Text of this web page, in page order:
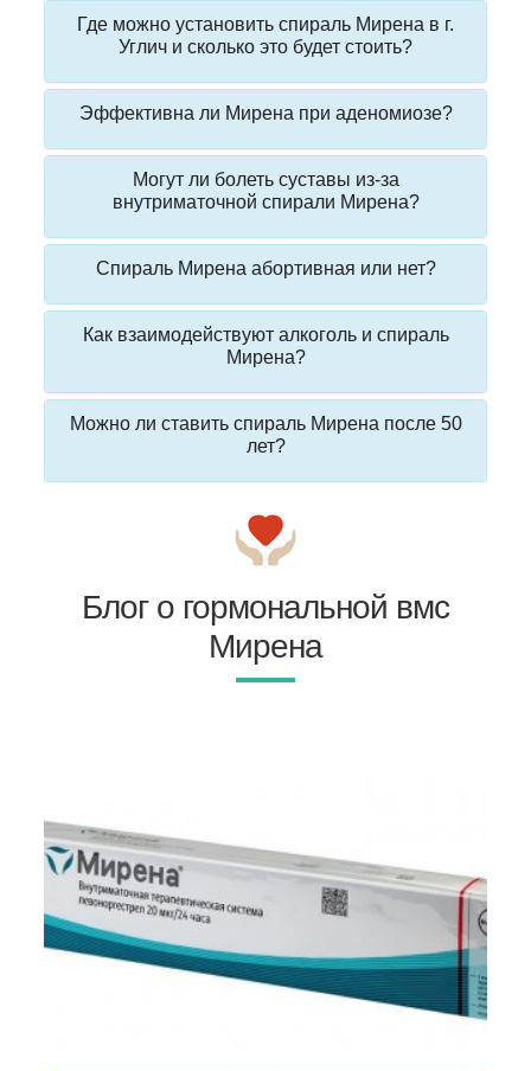
Где можно установить спираль Мирена в г.
Углич и сколько это будет стоить?
Эффективна ли Мирена при аденомиозе?
Могут ли болеть суставы из-за
внутриматочной спирали Мирена?
Спираль Мирена абортивная или нет?
Как взаимодействуют алкоголь и спираль
Мирена?
Можно ли ставить спираль Мирена после 50
лет?
Блог о гормональной вмс
Мирена